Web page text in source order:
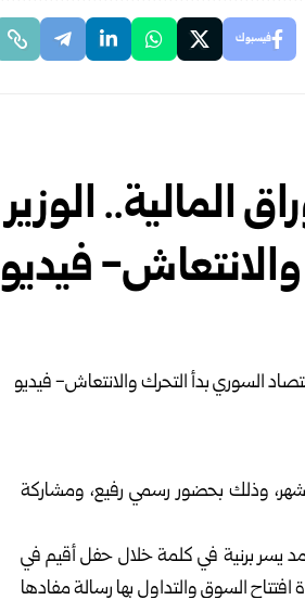
فيسبوك
المالية.. الوزير
والانتعاش- فيديو
ومشاركة
يسر برنية في كلمة خلال حفل أقيم في
افتتاح السوق والتداول بها رسالة مفادها